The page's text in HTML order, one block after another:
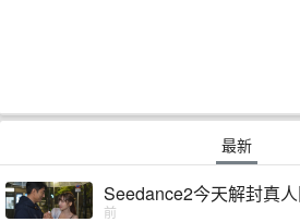
最新
Seedance2今天解封真
前